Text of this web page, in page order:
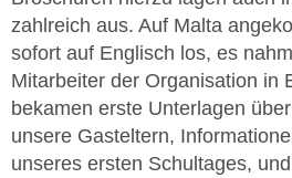
zahlreich aus. Auf Malta
sofort auf Englisch los, es
Mitarbeiter der Organisation in
bekamen erste Unterlagen
unsere Gasteltern,
unseres ersten Schultages,